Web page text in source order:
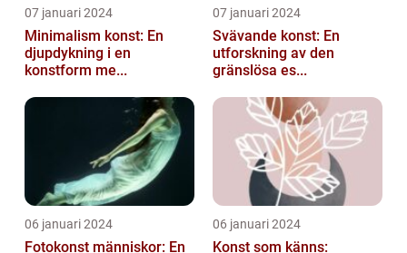
07 januari 2024
Minimalism konst: En
djupdykning i en
konstform me...
07 januari 2024
Svävande konst: En
utforskning av den
gränslösa es...
06 januari 2024
Fotokonst människor: En
06 januari 2024
Konst som känns: